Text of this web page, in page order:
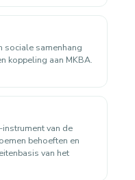
sociale samenhang
koppeling aan MKBA.
van de
behoeften en
van het